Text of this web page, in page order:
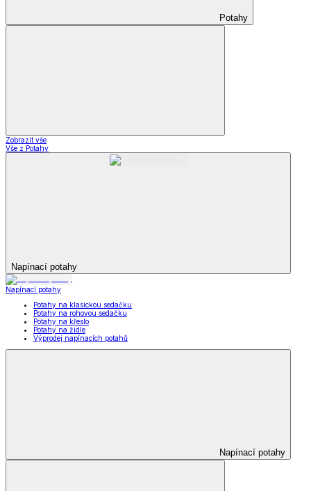
Potahy
Zobrazit vše
Vše z Potahy
Napínací potahy
Napínací potahy
Potahy na klasickou sedačku
Potahy na rohovou sedačku
Potahy na křeslo
Potahy na židle
Výprodej napínacích potahů
Napínací potahy